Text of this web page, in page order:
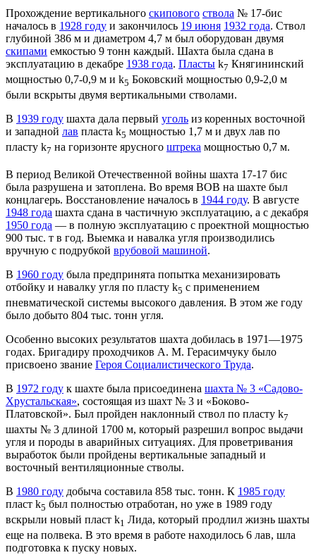
Прохождение вертикального скипового ствола № 17-бис
началось в 1928 году и закончилось 19 июня 1932 года. Ствол
глубиной 386 м и диаметром 4,7 м был оборудован двумя
скипами емкостью 9 тонн каждый. Шахта была сдана в
эксплуатацию в декабре 1938 года. Пласты k7 Княгининский
мощностью 0,7-0,9 м и k5 Боковский мощностью 0,9-2,0 м
были вскрыты двумя вертикальными стволами.
В 1939 году шахта дала первый уголь из коренных восточной
и западной лав пласта k5 мощностью 1,7 м и двух лав по
пласту k7 на горизонте ярусного штрека мощностью 0,7 м.
В период Великой Отечественной войны шахта 17-17 бис
была разрушена и затоплена. Во время ВОВ на шахте был
концлагерь. Восстановление началось в 1944 году. В августе
1948 года шахта сдана в частичную эксплуатацию, а с декабря
1950 года — в полную эксплуатацию с проектной мощностью
900 тыс. т в год. Выемка и навалка угля производились
вручную с подрубкой врубовой машиной.
В 1960 году была предпринята попытка механизировать
отбойку и навалку угля по пласту k5 с применением
пневматической системы высокого давления. В этом же году
было добыто 804 тыс. тонн угля.
Особенно высоких результатов шахта добилась в 1971—1975
годах. Бригадиру проходчиков А. М. Герасимчуку было
присвоено звание Героя Социалистического Труда.
В 1972 году к шахте была присоединена шахта № 3 «Садово-
Хрустальская», состоящая из шахт № 3 и «Боково-
Платовской». Был пройден наклонный ствол по пласту k7
шахты № 3 длиной 1700 м, который разрешил вопрос выдачи
угля и породы в аварийных ситуациях. Для проветривания
выработок были пройдены вертикальные западный и
восточный вентиляционные стволы.
В 1980 году добыча составила 858 тыс. тонн. К 1985 году
пласт k5 был полностью отработан, но уже в 1989 году
вскрыли новый пласт k1 Лида, который продлил жизнь шахты
еще на полвека. В это время в работе находилось 6 лав, шла
подготовка к пуску новых.